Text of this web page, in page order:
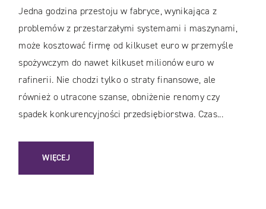
Jedna godzina przestoju w fabryce, wynikająca z
problemów z przestarzałymi systemami i maszynami,
może kosztować firmę od kilkuset euro w przemyśle
spożywczym do nawet kilkuset milionów euro w
rafinerii. Nie chodzi tylko o straty finansowe, ale
również o utracone szanse, obniżenie renomy czy
spadek konkurencyjności przedsiębiorstwa. Czas...
WIĘCEJ
: LEGACY SYSTEM TRANSFORMATION. MODERNIZACJA